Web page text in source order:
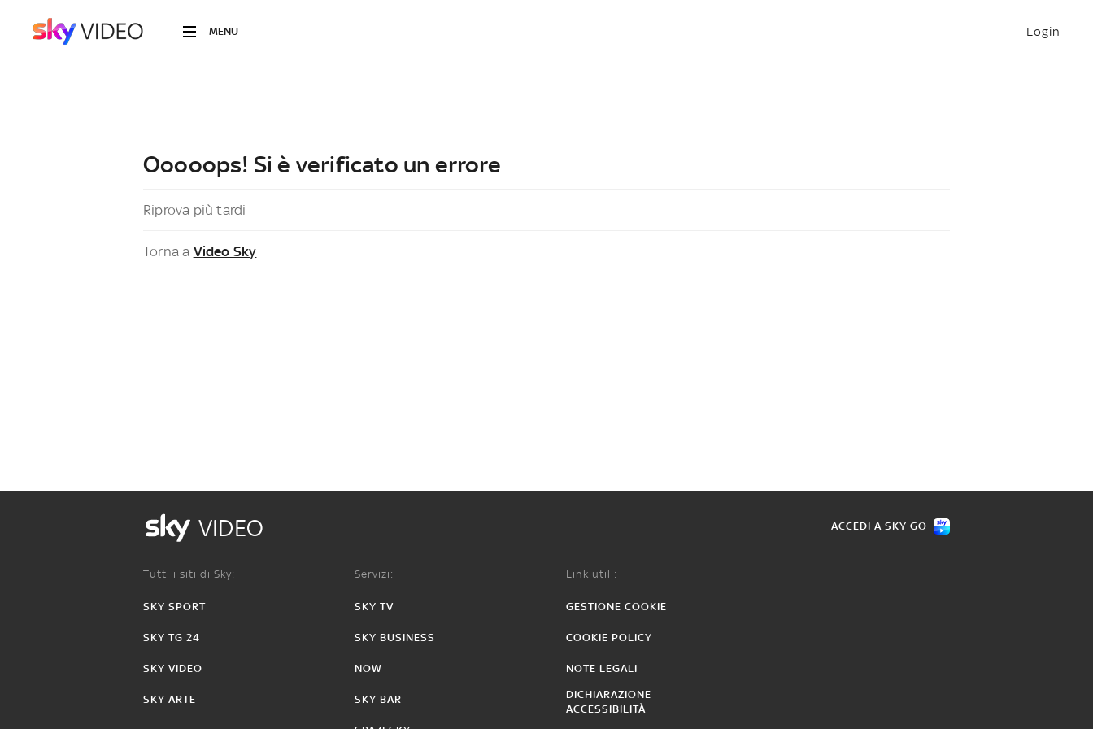
MENU Login
Ooooops! Si è verificato un errore
Riprova più tardi
Torna a Video Sky
VIDEO ACCEDI A SKY GO
Tutti i siti di Sky:
SKY SPORT
SKY TG 24
SKY VIDEO
SKY ARTE
Servizi:
SKY TV
SKY BUSINESS
NOW
SKY BAR
Link utili:
GESTIONE COOKIE
COOKIE POLICY
NOTE LEGALI
DICHIARAZIONE
ACCESSIBILITÀ